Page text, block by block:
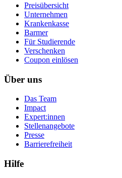
Preisübersicht
Unternehmen
Krankenkasse
Barmer
Für Studierende
Ver­schen­ken
Coupon einlösen
Über uns
Das Team
Impact
Expert:innen
Stellenangebote
Presse
Barrierefreiheit
Hilfe